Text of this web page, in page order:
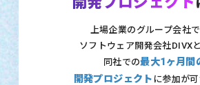
上場企業のグループ会社
ソフトウェア開発会社DIVX
同社での最大1ヶ月間
開発プロジェクト に参加が可